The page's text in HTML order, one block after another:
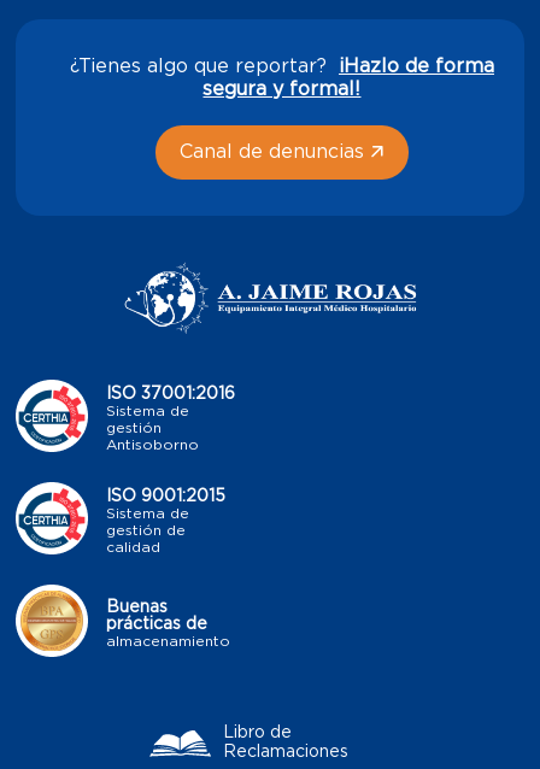
¿Tienes algo que reportar? ¡Hazlo de forma
segura y formal!
Canal de denuncias
ISO 37001:2016
Sistema de
gestión
Antisoborno
ISO 9001:2015
Sistema de
gestión de
calidad
Buenas
prácticas de
almacenamiento
Libro de
Reclamaciones